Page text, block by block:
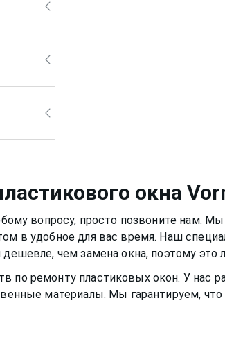
и
окна
вопросу, просто позвоните нам.
в удобное для вас время. Наш
дешевле, чем замена окна, поэтому
по ремонту пластиковых окон. У нас
материалы. Мы гарантируем,